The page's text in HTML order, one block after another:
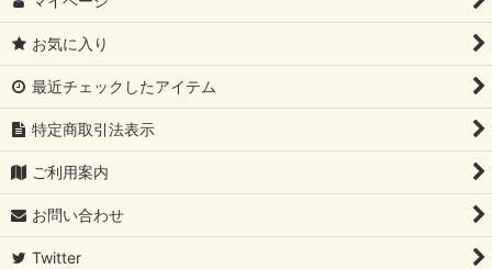
お気に入り
最近チェックしたアイテム
特定商取引法表示
ご利用案内
お問い合わせ
Twitter